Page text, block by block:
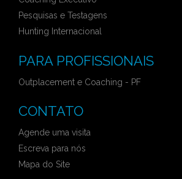
Pesquisas e Testagens
Hunting Internacional
PARA PROFISSIONAIS
Outplacement e Coaching - PF
CONTATO
Agende uma visita
Escreva para nós
Mapa do Site